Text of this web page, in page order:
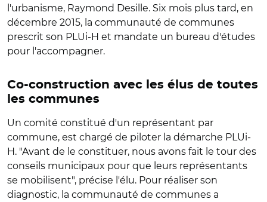
l'urbanisme, Raymond Desille. Six mois plus tard, en
décembre 2015, la communauté de communes
prescrit son PLUi-H et mandate un bureau d'études
pour l'accompagner.
Co-construction avec les élus de toutes
les communes
Un comité constitué d'un représentant par
commune, est chargé de piloter la démarche PLUi-
H. "Avant de le constituer, nous avons fait le tour des
conseils municipaux pour que leurs représentants
se mobilisent", précise l'élu. Pour réaliser son
diagnostic, la communauté de communes a